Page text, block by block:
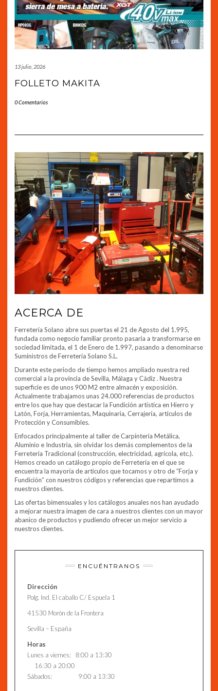
13 julio, 2026
FOLLETO MAKITA
0 Comentarios
ACERCA DE
Ferretería Solano abre sus puertas el 21 de Agosto del 1.995,
fundada como negocio familiar pronto pasaría a transformarse en
sociedad limitada, el 1 de Enero de 1.997, pasando a denominarse
Suministros de Ferretería Solano S.L.
Durante este periodo de tiempo hemos ampliado nuestra red
comercial a la provincia de Sevilla, Málaga y Cádiz . Nuestra
superficie es de unos 900 M2 entre almacén y exposición.
Actualmente trabajamos unas 24.000 referencias de productos
entre los que hay que destacar la Fundición artística en Hierro y
Latón, Forja, Herramientas, Maquinaria, Cerrajería, artículos de
Protección y Consumibles.
Enfocados principalmente al taller de Carpintería Metálica,
Aluminio e Industria, sin olvidar los demás complementos de la
Ferretería Tradicional (construcción, electricidad, agrícola, etc.).
Hemos creado un catálogo propio de Ferretería en el que se
encuentra la mayoría de artículos que tocamos y otro de “Forja y
Fundición” con nuestros códigos y referencias que repartimos a
nuestros clientes.
Las ofertas bimensuales y los catálogos anuales nos han ayudado
a mejorar nuestra imagen de cara a nuestros clientes con un mayor
abanico de productos y pudiendo ofrecer un mejor servicio a
nuestros clientes.
ENCUÉNTRANOS
Dirección
Polg. Ind. El caballo C/ Espuela 1
41530 Morón de la Frontera
Sevilla – España
Horas
Lunes a viernes: 8:00 a 13:30
16:30 a 20:00
Sábados: 9:00 a 13:30